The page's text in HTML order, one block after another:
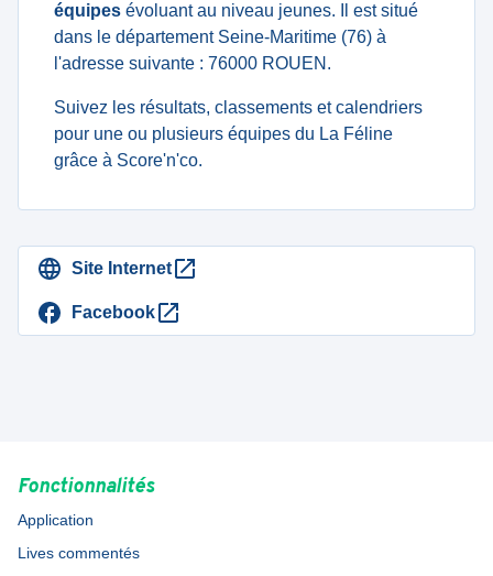
équipes évoluant au niveau jeunes. Il est situé
dans le département Seine-Maritime (76) à
l'adresse suivante : 76000 ROUEN.
Suivez les résultats, classements et calendriers
pour une ou plusieurs équipes du La Féline
grâce à Score'n'co.
Site Internet
Facebook
Fonctionnalités
Application
Lives commentés